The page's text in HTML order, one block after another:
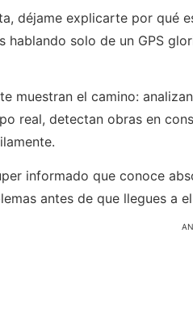
déjame explicarte por qué
hablando solo de un GPS
muestran el camino:
real, detectan obras en
informado que conoce
antes de que llegues a